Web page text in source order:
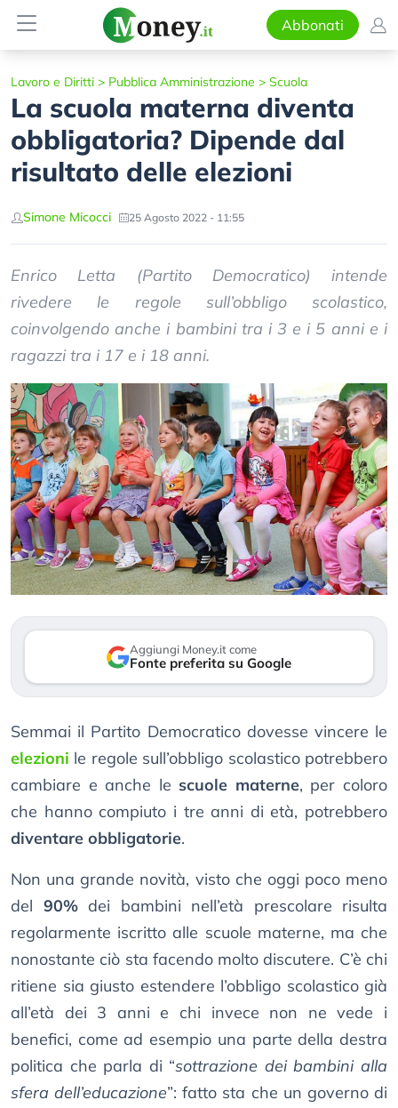
Abbonati
Lavoro e Diritti > Pubblica Amministrazione > Scuola
La scuola materna diventa
obbligatoria? Dipende dal
risultato delle elezioni
Simone Micocci 25 Agosto 2022 - 11:55
Enrico Letta (Partito Democratico) intende
rivedere le regole sull’obbligo scolastico,
coinvolgendo anche i bambini tra i 3 e i 5 anni e i
ragazzi tra i 17 e i 18 anni.
Aggiungi Money.it come
Fonte preferita su Google
Semmai il Partito Democratico dovesse vincere le
elezioni le regole sull’obbligo scolastico potrebbero
cambiare e anche le scuole materne, per coloro
che hanno compiuto i tre anni di età, potrebbero
diventare obbligatorie.
Non una grande novità, visto che oggi poco meno
del 90%dei bambini nell’età prescolare risulta
regolarmente iscritto alle scuole materne, ma che
nonostante ciò sta facendo molto discutere. C’è chi
ritiene sia giusto estendere l’obbligo scolastico già
all’età dei 3 anni e chi invece non ne vede i
benefici, come ad esempio una parte della destra
politica che parla di “sottrazione dei bambini alla
sfera dell’educazione”: fatto sta che un governo di